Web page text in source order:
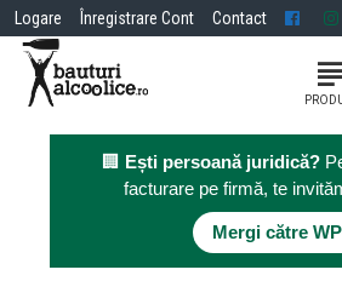
Logare Înregistrare Cont Contact
🏢 Ești persoană juridică?
facturare pe firmă, te
Mergi către